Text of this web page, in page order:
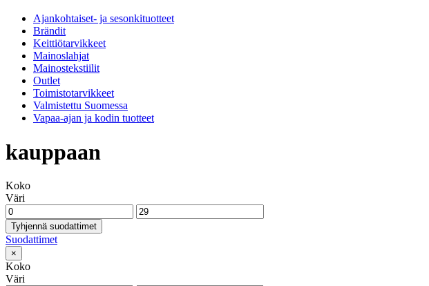
Ajankohtaiset- ja sesonkituotteet
Brändit
Keittiötarvikkeet
Mainoslahjat
Mainostekstiilit
Outlet
Toimistotarvikkeet
Valmistettu Suomessa
Vapaa-ajan ja kodin tuotteet
kauppaan
Koko
Väri
Tyhjennä suodattimet
Suodattimet
×
Koko
Väri